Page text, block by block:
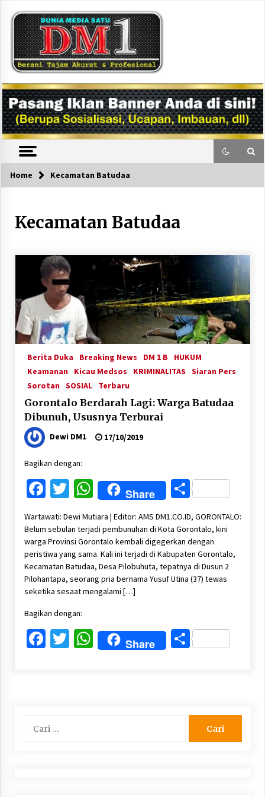
content
DM1
Home Kecamatan Batudaa
Kecamatan Batudaa
Berita Duka Breaking News DM 1 B
HUKUM
Keamanan
Kicau Medsos KRIMINALITAS
Siaran Pers
Sorotan SOSIAL Terbaru
Gorontalo Berdarah Lagi: Warga Batudaa
Dibunuh, Ususnya Terburai
Dewi DM1 17/10/2019
Bagikan dengan:
Facebook
Twitter
WhatsApp
Share Share
Wartawati: Dewi Mutiara | Editor: AMS DM1.CO.ID, GORONTALO:
Belum sebulan terjadi pembunuhan di Kota Gorontalo, kini
warga Provinsi Gorontalo kembali digegerkan dengan
peristiwa yang sama. Kali ini terjadi di Kabupaten Gorontalo,
Kecamatan Batudaa, Desa Pilobuhuta, tepatnya di Dusun 2
Pilohantapa, seorang pria bernama Yusuf Utina (37) tewas
seketika sesaat mengalami […]
Bagikan dengan:
Facebook
Twitter
WhatsApp
Share Share
untuk: